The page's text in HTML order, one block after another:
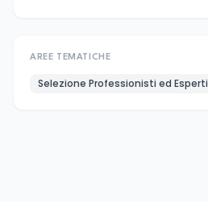
AREE TEMATICHE
Selezione Professionisti ed Esperti